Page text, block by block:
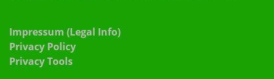
Impressum (Legal Info)
Privacy Policy
Privacy Tools